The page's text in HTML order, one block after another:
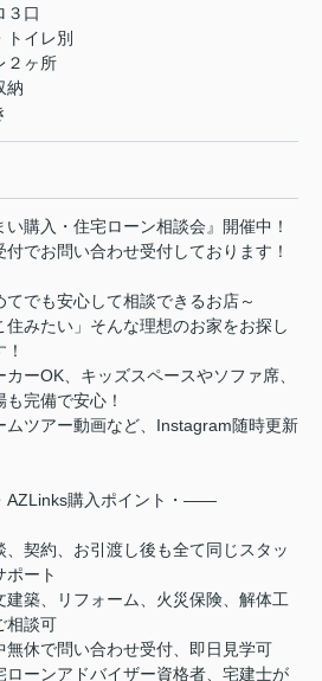
３口
トイレ別
２ヶ所
納
い購入・住宅ローン相談会』開催中！
付でお問い合わせ受付しております！
てでも安心して相談できるお店～
住みたい」そんな理想のお家をお探し
カーOK、キッズスペースやソファ席、
も完備で安心！
ツアー動画など、Instagram随時更新
購入ポイント・――
、契約、お引渡し後も全て同じスタッ
ポート
建築、リフォーム、火災保険、解体工
相談可
無休で問い合わせ受付、即日見学可
ローンアドバイザー資格者、宅建士が